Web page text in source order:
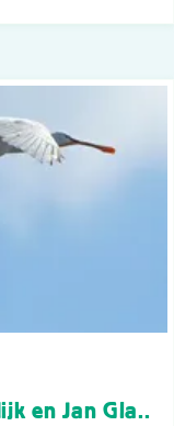
en Jan Gla..